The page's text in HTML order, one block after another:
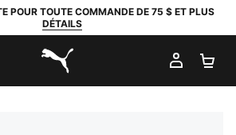
POUR TOUTE COMMANDE DE 75 $ ET PLUS
DÉTAILS
PUMA.com
MON